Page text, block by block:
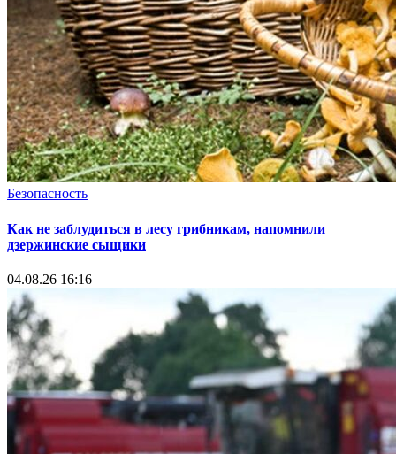
Безопасность
Как не заблудиться в лесу грибникам, напомнили
дзержинские сыщики
04.08.26 16:16